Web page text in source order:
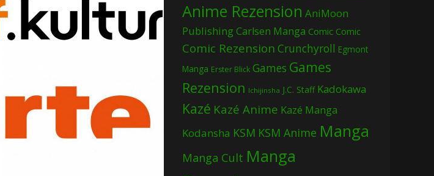
Anime Rezension AniMoon
PublishingCarlsen Manga Comic Comic
Comic Rezension Crunchyroll Egmont
Manga Erster Blick Games Games
Rezension Ichijinsha J.C. Staff Kadokawa
Kazé Kazé Anime Kazé Manga
Kodansha KSM KSM Anime Manga
Manga Cult Manga